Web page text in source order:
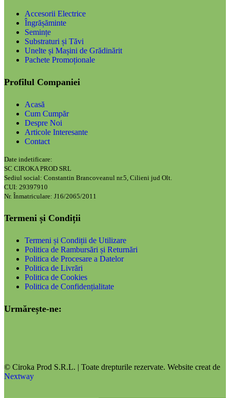
Accesorii Electrice
Îngrășăminte
Semințe
Substraturi și Tăvi
Unelte și Mașini de Grădinărit
Pachete Promoționale
Profilul Companiei
Acasă
Cum Cumpăr
Despre Noi
Articole Interesante
Contact
Date indetificare:
SC CIROKA PROD SRL
Sediul social: Constantin Brancoveanul nr.5, Cilieni jud Olt.
CUI: 29397910
Nr. Înmatriculare: J16/2065/2011
Termeni și Condiții
Termeni și Condiții de Utilizare
Politica de Rambursări și Returnări
Politica de Procesare a Datelor
Politica de Livrări
Politica de Cookies
Politica de Confidențialitate
Urmărește-ne:
© Ciroka Prod S.R.L. | Toate drepturile rezervate. Website creat de
Nextway